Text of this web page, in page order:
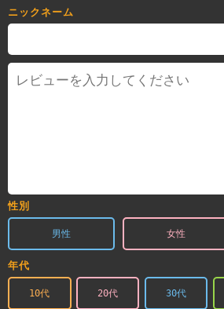
ニックネーム
性別
男性 女性
年代
10代 20代 30代